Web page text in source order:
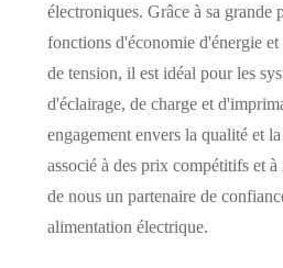
électroniques. Grâce à sa grande
fonctions d'économie d'énergie
de tension, il est idéal pour les
d'éclairage, de charge et
engagement envers la qualité et
associé à des prix compétitifs et
de nous un partenaire de
alimentation électrique.